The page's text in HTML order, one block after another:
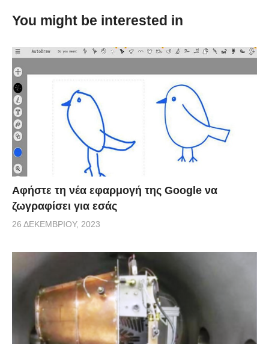
Διαθέτουν φτερά μήκους 2,4 μέτρων και είναι
απίστευτη ταχύτητα των 300 χλμ/ώρα.
Μακάρι να μπορέσουμε να έχουμε κι εμείς την ίδια
εμπειρία κάποια μέρα!
You might be interested in
Αφήστε τη νέα εφαρμογή της Google να
ζωγραφίσει για εσάς
26 ΔΕΚΕΜΒΡΊΟΥ, 2023